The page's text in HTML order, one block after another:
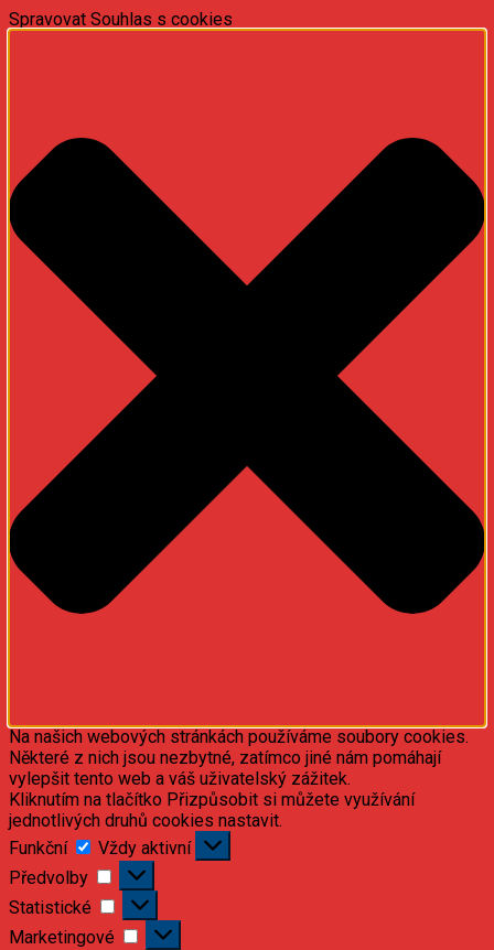
Spravovat Souhlas s cookies
Na našich webových stránkách používáme soubory cookies.
Některé z nich jsou nezbytné, zatímco jiné nám pomáhají
vylepšit tento web a váš uživatelský zážitek.
Kliknutím na tlačítko Přizpůsobit si můžete využívání
jednotlivých druhů cookies nastavit.
Funkční
Funkční
Vždy aktivní
Předvolby
Předvolby
Statistické
Statistické
Marketingové
Marketingové